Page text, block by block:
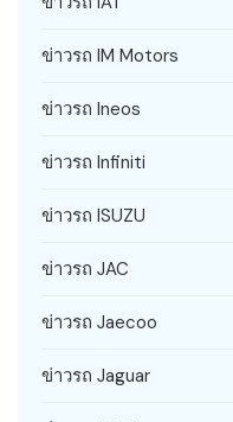
ข่าวรถ IM Motors
ข่าวรถ Ineos
ข่าวรถ Infiniti
ข่าวรถ ISUZU
ข่าวรถ JAC
ข่าวรถ Jaecoo
ข่าวรถ Jaguar